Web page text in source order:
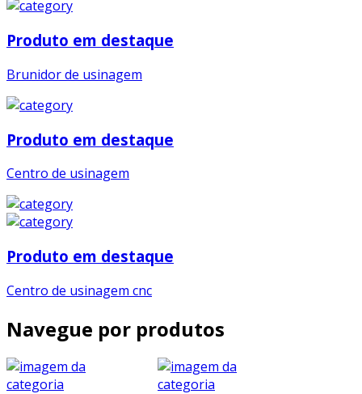
Produto em destaque
Brunidor de usinagem
Produto em destaque
Centro de usinagem
Produto em destaque
Centro de usinagem cnc
Navegue por produtos